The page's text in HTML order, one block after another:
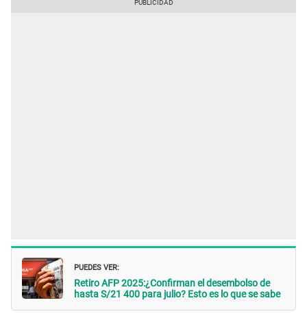
PUEDES VER:
Retiro AFP 2025:¿Confirman el desembolso de
hasta S/21 400 para julio? Esto es lo que se sabe